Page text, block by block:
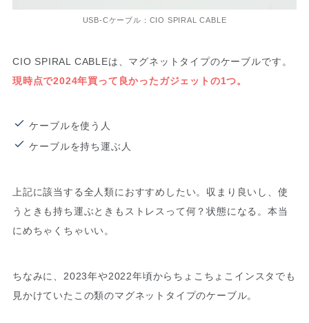
USB-Cケーブル：CIO SPIRAL CABLE
CIO SPIRAL CABLEは、マグネットタイプのケーブルです。
現時点で2024年買って良かったガジェットの1つ。
ケーブルを使う人
ケーブルを持ち運ぶ人
上記に該当する全人類におすすめしたい。収まり良いし、使
うときも持ち運ぶときもストレスって何？状態になる。本当
にめちゃくちゃいい。
ちなみに、2023年や2022年頃からちょこちょこインスタでも
見かけていたこの類のマグネットタイプのケーブル。